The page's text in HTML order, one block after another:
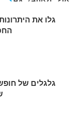
גלו את
גלגלים של